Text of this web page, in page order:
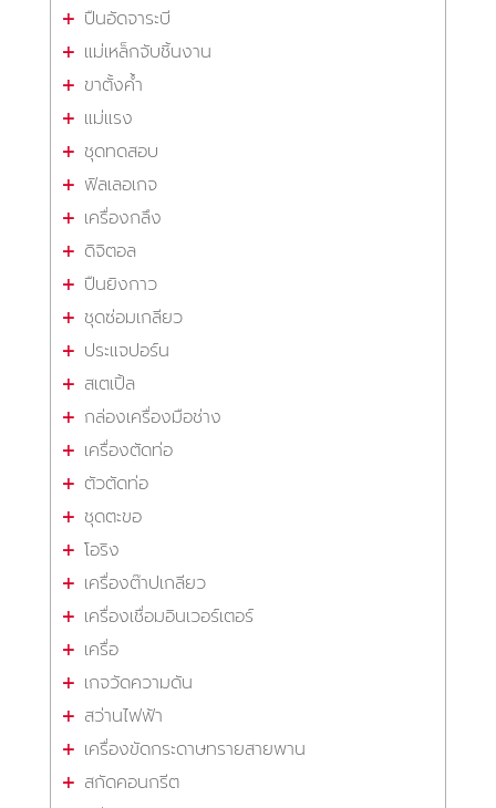
ปืนอัดจาระบี
แม่เหล็กจับชิ้นงาน
ขาตั้งค้ำ
แม่แรง
ชุดทดสอบ
ฟิลเลอเกจ
เครื่องกลึง
ดิจิตอล
ปืนยิงกาว
ชุดซ่อมเกลียว
ประแจปอร์น
สเตเปิ้ล
กล่องเครื่องมือช่าง
เครื่องตัดท่อ
ตัวตัดท่อ
ชุดตะขอ
โอริง
เครื่องต๊าปเกลียว
เครื่องเชื่อมอินเวอร์เตอร์
เครื่อ
เกจวัดความดัน
สว่านไฟฟ้า
เครื่องขัดกระดาษทรายสายพาน
สกัดคอนกรีต